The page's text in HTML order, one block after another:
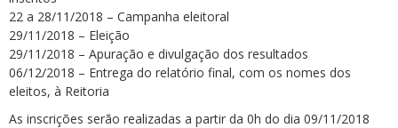
22 a 28/11/2018 – Campanha eleitoral
29/11/2018 – Eleição
29/11/2018 – Apuração e divulgação dos resultados
06/12/2018 – Entrega do relatório final, com os nomes dos
eleitos, à Reitoria
As inscrições serão realizadas a partir da 0h do dia 09/11/2018